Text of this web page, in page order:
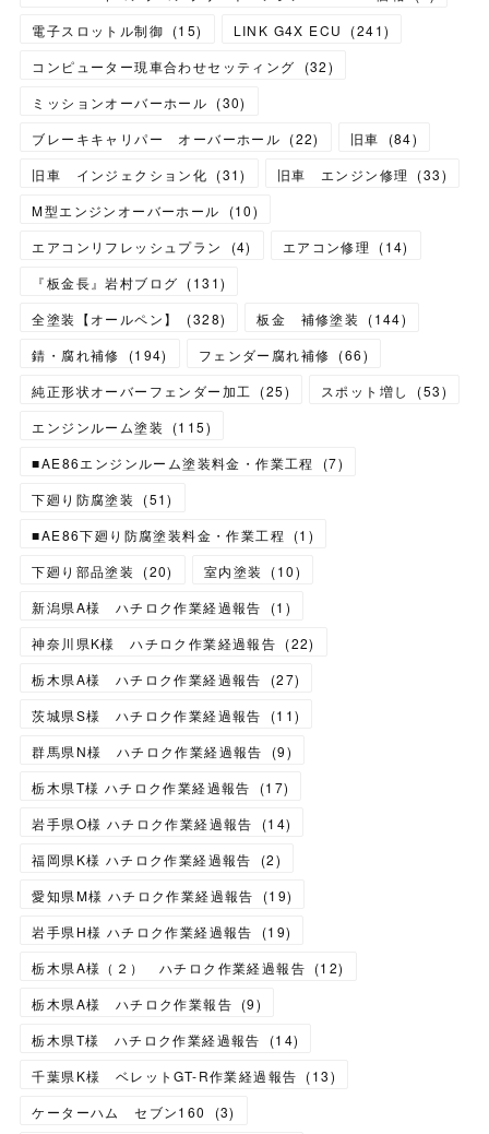
電子スロットル制御 (15) LINK G4X ECU (241)
コンピューター現車合わせセッティング
(32)
ミッションオーバーホール (30)
ブレーキキャリパー オーバーホール (22) 旧車 (84)
旧車 インジェクション化 (31) 旧車 エンジン修理 (33)
M型エンジンオーバーホール
(10)
エアコンリフレッシュプラン
(4) エアコン修理 (14)
『板金長』岩村ブログ (131)
全塗装【オールペン】
(328) 板金 補修塗装 (144)
錆・腐れ補修
(194) フェンダー腐れ補修 (66)
純正形状オーバーフェンダー加工
(25) スポット増し (53)
エンジンルーム塗装
(115)
■AE86エンジンルーム塗装料金・作業工程
(7)
下廻り防腐塗装
(51)
■AE86下廻り防腐塗装料金・作業工程
(1 )
下廻り部品塗装
(20) 室内塗装 (10)
新潟県A様 ハチロク作業経過報告
(1 )
神奈川県K様 ハチロク作業経過報告 (22)
栃木県A様 ハチロク作業経過報告
(27)
茨城県S様 ハチロク作業経過報告
(11)
群馬県N様 ハチロク作業経過報告
(9)
栃木県T様 ハチロク作業経過報告
(17)
岩手県O様 ハチロク作業経過報告
(14)
福岡県K様 ハチロク作業経過報告
(2)
愛知県M様 ハチロク作業経過報告
(19)
岩手県H様 ハチロク作業経過報告
(19)
栃木県A様（２） ハチロク作業経過報告 (12)
栃木県A様 ハチロク作業報告 (9)
栃木県T様 ハチロク作業経過報告
(14)
千葉県K様 ベレットGT-R作業経過報告 (13)
ケーターハム セブン160
(3)